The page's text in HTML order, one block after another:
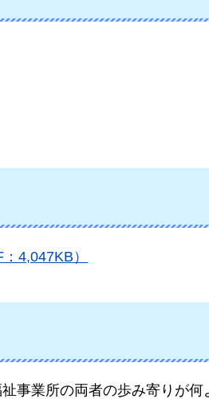
4,047KB）
事業所の両者の歩み寄りが